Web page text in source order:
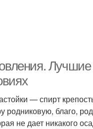
— спирт
родниковую, благо,
не дает никакого